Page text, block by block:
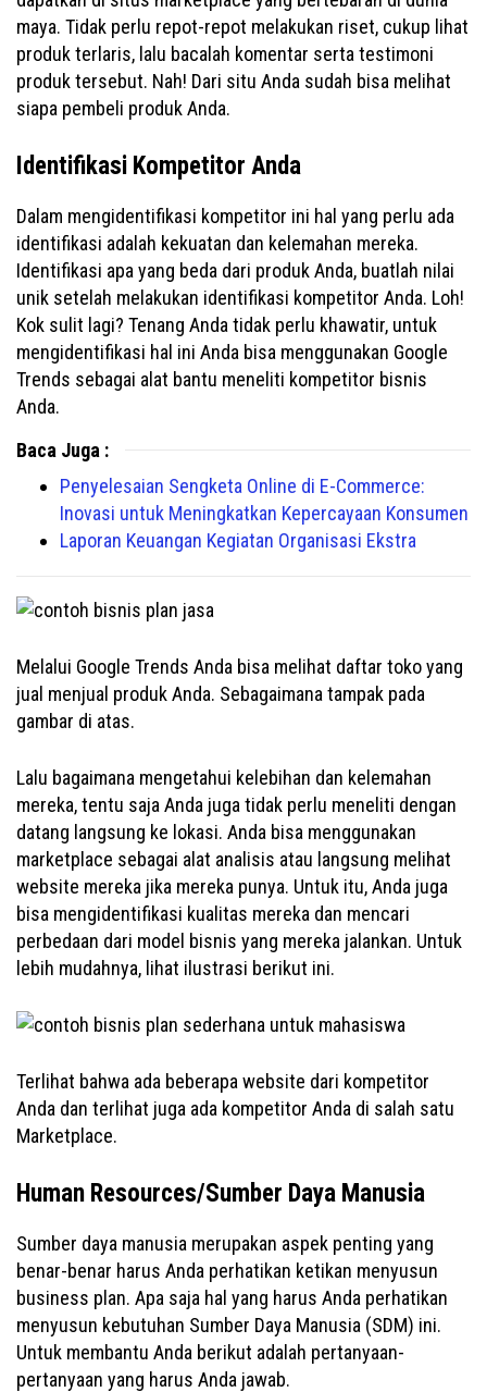
maya. Tidak perlu repot-repot melakukan riset, cukup lihat
produk terlaris, lalu bacalah komentar serta testimoni
produk tersebut. Nah! Dari situ Anda sudah bisa melihat
siapa pembeli produk Anda.
Identifikasi Kompetitor Anda
Dalam mengidentifikasi kompetitor ini hal yang perlu ada
identifikasi adalah kekuatan dan kelemahan mereka.
Identifikasi apa yang beda dari produk Anda, buatlah nilai
unik setelah melakukan identifikasi kompetitor Anda. Loh!
Kok sulit lagi? Tenang Anda tidak perlu khawatir, untuk
mengidentifikasi hal ini Anda bisa menggunakan Google
Trends sebagai alat bantu meneliti kompetitor bisnis
Anda.
Baca Juga :
Penyelesaian Sengketa Online di E-Commerce:
Inovasi untuk Meningkatkan Kepercayaan Konsumen
Laporan Keuangan Kegiatan Organisasi Ekstra
Melalui Google Trends Anda bisa melihat daftar toko yang
jual menjual produk Anda. Sebagaimana tampak pada
gambar di atas.
Lalu bagaimana mengetahui kelebihan dan kelemahan
mereka, tentu saja Anda juga tidak perlu meneliti dengan
datang langsung ke lokasi. Anda bisa menggunakan
marketplace sebagai alat analisis atau langsung melihat
website mereka jika mereka punya. Untuk itu, Anda juga
bisa mengidentifikasi kualitas mereka dan mencari
perbedaan dari model bisnis yang mereka jalankan. Untuk
lebih mudahnya, lihat ilustrasi berikut ini.
Terlihat bahwa ada beberapa website dari kompetitor
Anda dan terlihat juga ada kompetitor Anda di salah satu
Marketplace.
Human Resources/Sumber Daya Manusia
Sumber daya manusia merupakan aspek penting yang
benar-benar harus Anda perhatikan ketikan menyusun
business plan. Apa saja hal yang harus Anda perhatikan
menyusun kebutuhan Sumber Daya Manusia (SDM) ini.
Untuk membantu Anda berikut adalah pertanyaan-
pertanyaan yang harus Anda jawab.